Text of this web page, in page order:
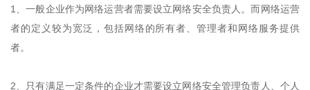
1、一般企业作为网络运营者需要设立网络安全负责人。而网络运营
者的定义较为宽泛，包括网络的所有者、管理者和网络服务提供
者。
2、只有满足一定条件的企业才需要设立网络安全管理负责人、个人